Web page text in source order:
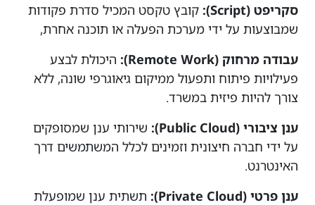
סקריפט (Script):
קובץ טקסט המכיל סדרת פקודות
שמבוצעות על ידי מערכת הפעלה או תוכנה אחרת,
עבודה מרחוק (Remote Work):
היכולת לבצע
פעילויות פיתוח ותפעול ממיקום גיאוגרפי שונה, ללא
צורך להיות פיזית במשרד.
ענן ציבורי (Public Cloud):
שירותי ענן שמסופקים
על ידי חברה חיצונית וזמינים לכלל המשתמשים דרך
האינטרנט.
ענן פרטי (Private Cloud):
תשתית ענן שמופעלת